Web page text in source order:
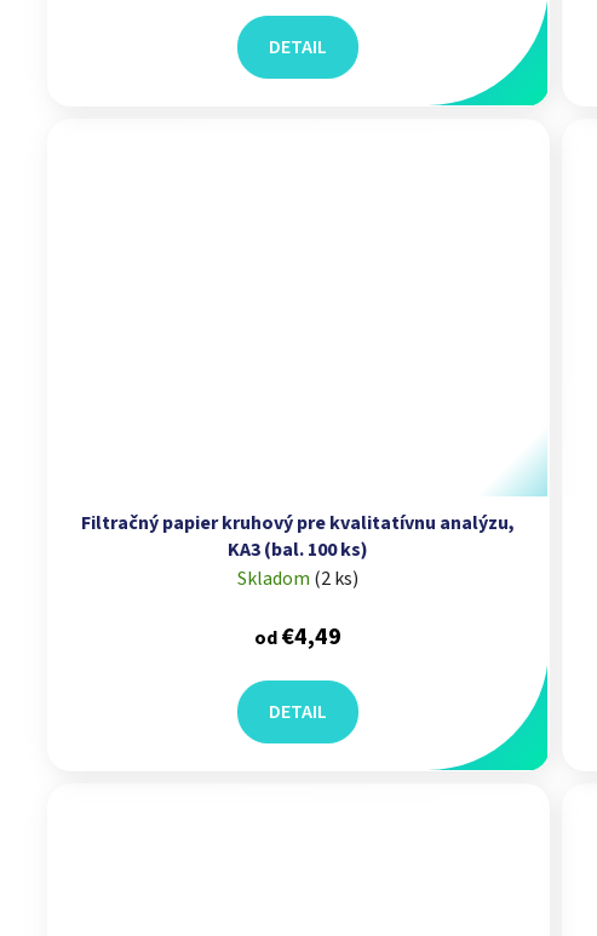
DETAIL
Filtračný papier kruhový pre kvalitatívnu analýzu,
KA3 (bal. 100 ks)
Skladom (2 ks)
od€4,49
DETAIL